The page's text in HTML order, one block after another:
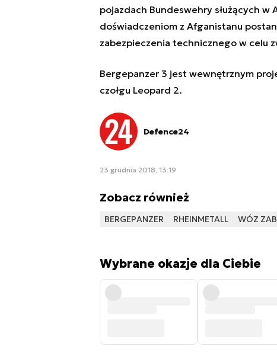
pojazdach Bundeswehry służących w
doświadczeniom z Afganistanu
zabezpieczenia technicznego w celu
Bergepanzer 3 jest wewnętrznym
czołgu Leopard 2.
Defence24
23 grudnia 2018, 13:19
Zobacz również
BERGEPANZER RHEINMETALL WÓZ
Wybrane okazje dla Ciebie